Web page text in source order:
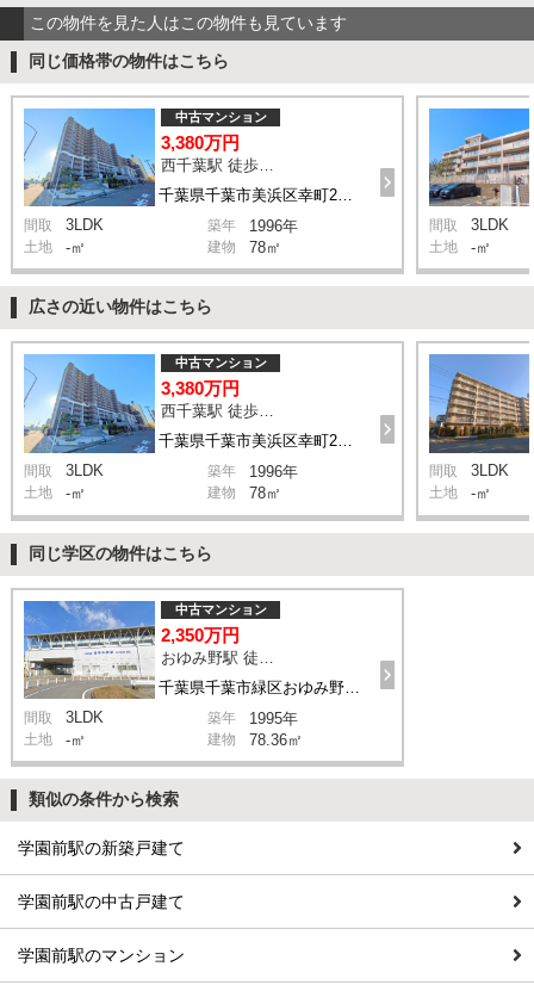
この物件を見た人はこの物件も見ています
同じ価格帯の物件はこちら
中古マンション
3,380万円
間取 3LDK 築年 1996年
土地 -㎡ 建物 78㎡
間取 3LDK
土地 -㎡
広さの近い物件はこちら
千葉県千葉市美浜区幸町2丁目
中古マンション
3,380万円
西千葉駅 徒歩10分
間取 3LDK 築年 1996年
土地 -㎡ 建物 78㎡
間取 3LDK
土地 -㎡
同じ学区の物件はこちら
中古マンション
2,350万円
間取 3LDK 築年 1995年
土地 -㎡ 建物 78.36㎡
類似の条件から検索
学園前駅の新築戸建て
学園前駅の中古戸建て
学園前駅のマンション